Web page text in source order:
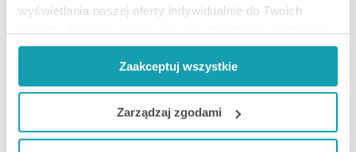
wyświetlania naszej oferty indywidualnie do Twoich
do prawidłowego działania Portalu oraz jego
funkcjonalności. W zależności od funkcji, dane o tym jak
korzystasz z naszej witryny będą również przekazywane
do naszych Partnerów marketingowych i analitycznych.
Jeżeli chcesz dostosować swoją zgodę i wybrać tylko
Zaakceptuj wszystkie
Zarządzaj zgodami
Wyrażam zgodę na przesyłanie, na podany przeze mnie adres e-
elektroniczną
Chcesz się wypisać z newslettera? Kliknijtutaj.